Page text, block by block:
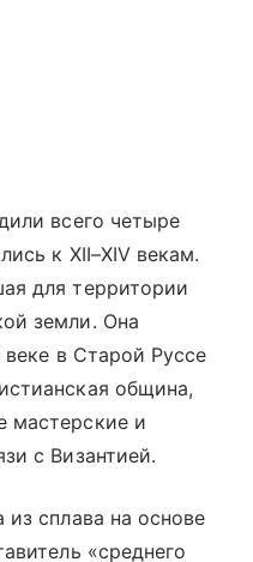
всего четыре
к XII–XIV векам.
для территории
земли. Она
в Старой Руссе
община,
мастерские и
с Византией.
из сплава на основе
«среднего